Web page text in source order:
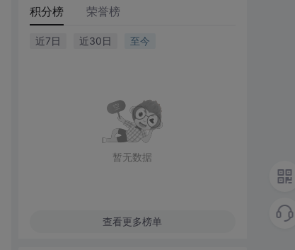
积分榜 荣誉榜
近7日 近30日 至今
暂无数据
查看更多榜单